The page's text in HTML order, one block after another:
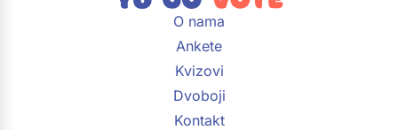
O nama
Ankete
Kvizovi
Dvoboji
Kontakt